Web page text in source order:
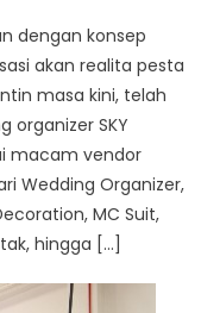
dengan konsep
akan realita pesta
masa kini, telah
organizer SKY
macam vendor
Wedding Organizer,
MC Suit,
hingga […]